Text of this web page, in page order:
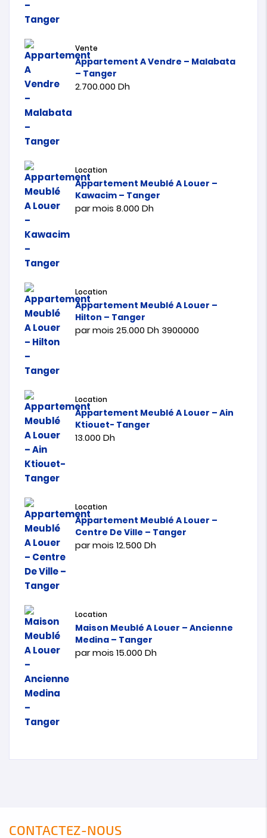
Vente
Appartement A Vendre – Malabata
– Tanger
2.700.000 Dh
Location
Appartement Meublé A Louer –
Kawacim – Tanger
par mois 8.000 Dh
Location
Appartement Meublé A Louer –
Hilton – Tanger
par mois 25.000 Dh 3900000
Location
Appartement Meublé A Louer – Ain
Ktiouet- Tanger
13.000 Dh
Location
Appartement Meublé A Louer –
Centre De Ville – Tanger
par mois 12.500 Dh
Location
Maison Meublé A Louer – Ancienne
Medina – Tanger
par mois 15.000 Dh
CONTACTEZ-NOUS